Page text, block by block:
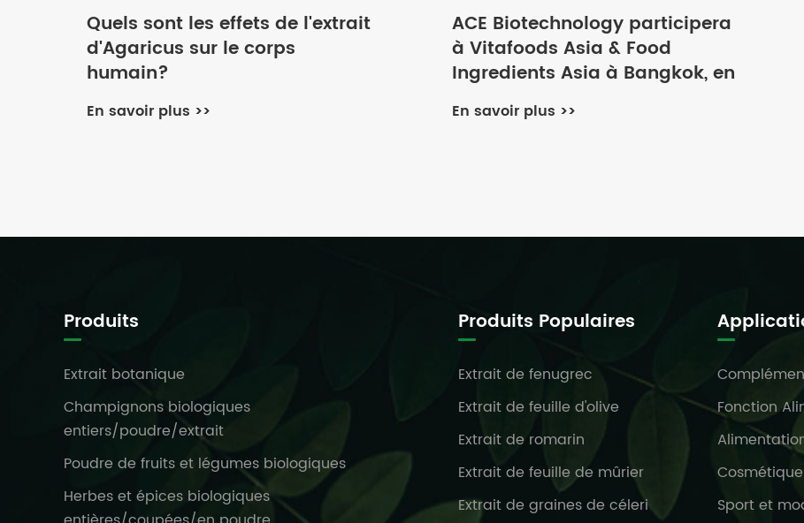
Quels sont les effets de l'extrait
d'Agaricus sur le corps
humain?
En savoir plus >>
ACE Biotechnology participera
à Vitafoods Asia & Food
Ingredients Asia à Bangkok, en
Thaïlande, du 20 au 22
septembre 2023
En savoir plus >>
Produits
Extrait botanique
Champignons biologiques
entiers/poudre/extrait
Poudre de fruits et légumes biologiques
Herbes et épices biologiques
Produits Populaires
Extrait de fenugrec
Extrait de feuille d'olive
Extrait de romarin
Extrait de feuille de mûrier
Extrait de graines de céleri
Fonction
Sport et